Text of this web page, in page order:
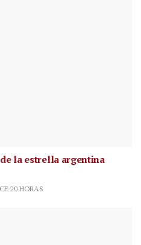
la estrella argentina
20 HORAS